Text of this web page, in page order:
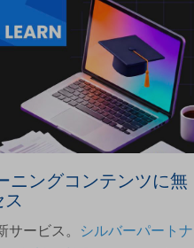
ニングコンテンツに無
ービス。 シルバーパートナ